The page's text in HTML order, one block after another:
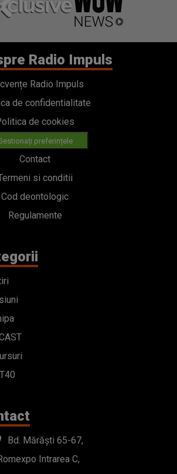
Radio Impuls
Radio Impuls
de confidentialitate
de cookies
preferințele
Contact
si conditii
Cod deontologic
Regulamente
Bd. Mărăști 65-67,
Intrarea C,